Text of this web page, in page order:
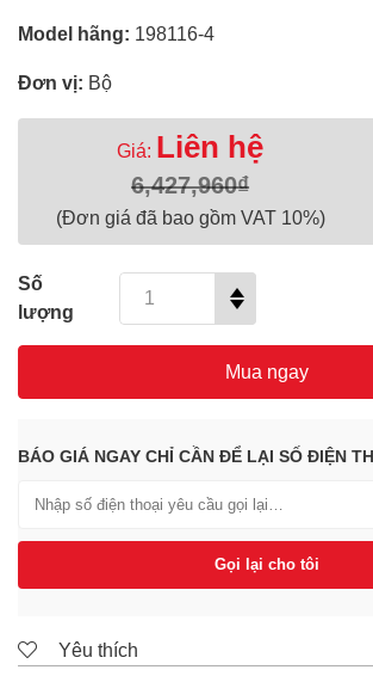
Model hãng: 198116-4
Đơn vị: Bộ
Giá: Liên hệ
6,427,960₫
(Đơn giá đã bao gồm VAT 10%)
Số
lượng
Mua ngay
BÁO GIÁ NGAY CHỈ CẦN ĐỂ LẠI SỐ ĐIỆN
Gọi lại cho tôi
Yêu thích